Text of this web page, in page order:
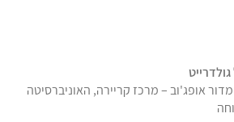
אופג'וב – מרכז קריירה, האוניברסיטה